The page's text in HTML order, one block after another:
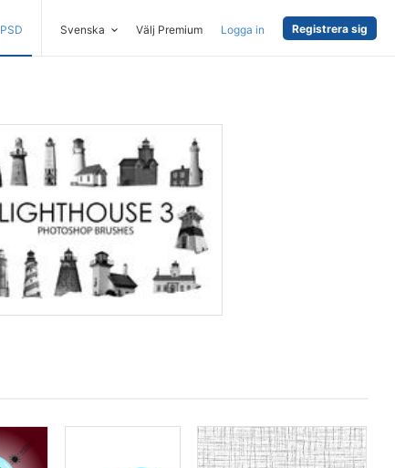
PSD Svenska Välj Premium Logga in Registrera sig